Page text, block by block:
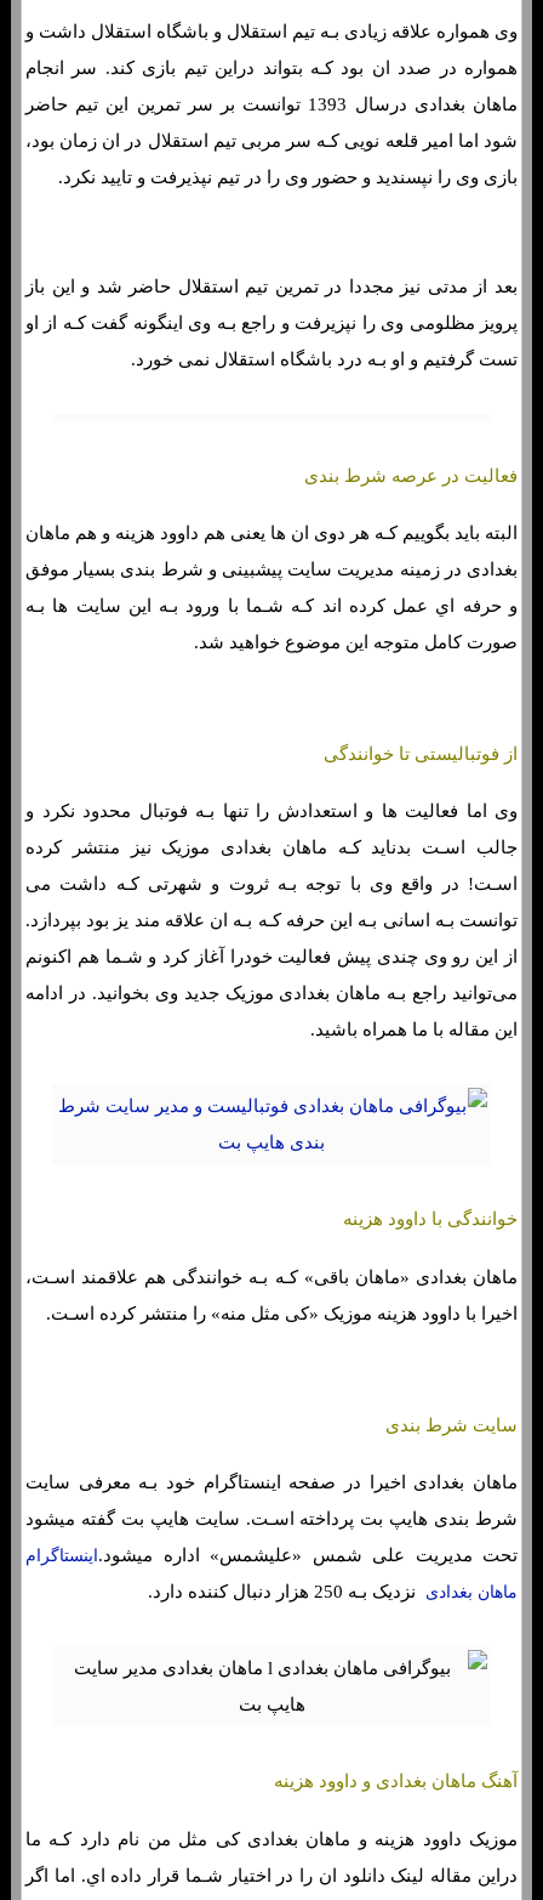
وی همواره علاقه زیادی بـه تیم استقلال و باشگاه استقلال داشت و
همواره در صدد ان بود کـه بتواند دراین تیم بازی کند. سر انجام
ماهان بغدادی درسال 1393 توانست بر سر تمرین این تیم حاضر
شود اما امیر قلعه نویی کـه سر مربی تیم استقلال در ان زمان بود،
بازی وی را نپسندید و حضور وی را در تیم نپذیرفت و تایید نکرد.
بعد از مدتی نیز مجددا در تمرین تیم استقلال حاضر شد و این باز
پرویز مظلومی وی را نپزیرفت و راجع بـه وی اینگونه گفت کـه از او
تست گرفتیم و او بـه درد باشگاه استقلال نمی خورد.
فعالیت در عرصه شرط بندی
البته باید بگوییم کـه هر دوی ان ها یعنی هم داوود هزینه و هم ماهان
بغدادی در زمینه مدیریت سایت پیشبینی و شرط بندی بسیار موفق
و حرفه اي عمل کرده اند کـه شـما با ورود بـه این سایت ها بـه
صورت کامل متوجه این موضوع خواهید شد.
از فوتبالیستی تا خوانندگی
وی اما فعالیت ها و استعدادش را تنها بـه فوتبال محدود نکرد و
جالب اسـت بدناید کـه ماهان بغدادی موزیک نیز منتشر کرده
اسـت! در واقع وی با توجه بـه ثروت و شهرتی کـه داشت می
توانست بـه اسانی بـه این حرفه کـه بـه ان علاقه مند یز بود بپردازد.
از این رو وی چندی پیش فعالیت خودرا آغاز کرد و شـما هم اکنونم
می‌توانید راجع بـه ماهان بغدادی موزیک جدید وی بخوانید. در ادامه
این مقاله با ما همراه باشید.
خوانندگی با داوود هزینه
ماهان بغدادی «ماهان باقی» کـه بـه خوانندگی هم علاقمند اسـت،
اخیرا با داوود هزینه موزیک «کی مثل منه» را منتشر کرده اسـت.
سایت شرط بندی
ماهان بغدادی اخیرا در صفحه اینستاگرام خود بـه معرفی سایت
شرط بندی هایپ بت پرداخته اسـت. سایت هایپ بت گفته میشود
تحت مدیریت علی شمس «علیشمس» اداره میشود. اینستاگرام
ماهان بغدادی نزدیک بـه 250 هزار دنبال کننده دارد.
آهنگ ماهان بغدادی و داوود هزینه
موزیک داوود هزینه و ماهان بغدادی کی مثل من نام دارد کـه ما
دراین مقاله لینک دانلود ان را در اختیار شـما قرار داده اي. اما اگر